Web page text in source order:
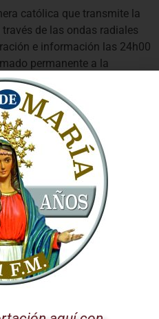
católica que transmite la
de las ondas radiales
e información las 24h00
permanente a la
Santo y la protección de
evangelización católico, con
las ondas radiales a todo
a las necesidades de la
caridad, para que cada vez
a la santidad.